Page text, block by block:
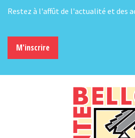
Restez à l'affût de l'actualité et des
M'inscrire